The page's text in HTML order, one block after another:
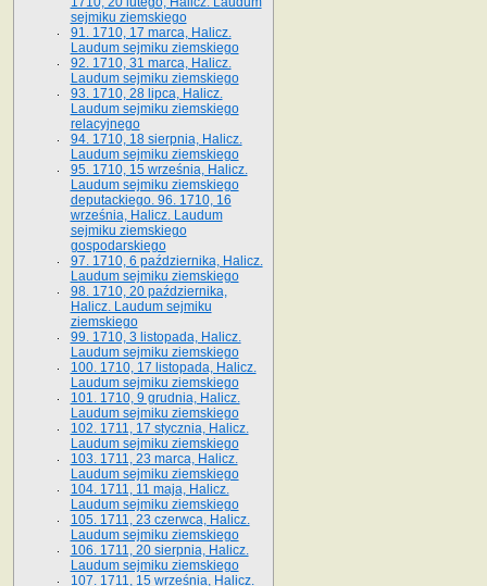
sejmiku ziemskiego
91. 1710, 17 marca, Halicz.
Laudum sejmiku ziemskiego
92. 1710, 31 marca, Halicz.
Laudum sejmiku ziemskiego
93. 1710, 28 lipca, Halicz.
Laudum sejmiku ziemskiego
relacyjnego
94. 1710, 18 sierpnia, Halicz.
Laudum sejmiku ziemskiego
95. 1710, 15 września, Halicz.
Laudum sejmiku ziemskiego
deputackiego. 96. 1710, 16
września, Halicz. Laudum
sejmiku ziemskiego
gospodarskiego
97. 1710, 6 października, Halicz.
Laudum sejmiku ziemskiego
98. 1710, 20 października,
Halicz. Laudum sejmiku
ziemskiego
99. 1710, 3 listopada, Halicz.
Laudum sejmiku ziemskiego
100. 1710, 17 listopada, Halicz.
Laudum sejmiku ziemskiego
101. 1710, 9 grudnia, Halicz.
Laudum sejmiku ziemskiego
102. 1711, 17 stycznia, Halicz.
Laudum sejmiku ziemskiego
103. 1711, 23 marca, Halicz.
Laudum sejmiku ziemskiego
104. 1711, 11 maja, Halicz.
Laudum sejmiku ziemskiego
105. 1711, 23 czerwca, Halicz.
Laudum sejmiku ziemskiego
106. 1711, 20 sierpnia, Halicz.
Laudum sejmiku ziemskiego
107. 1711, 15 września, Halicz.